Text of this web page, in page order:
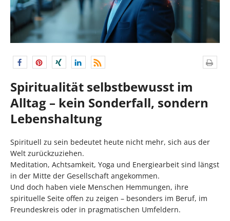
Spiritualität selbstbewusst im
Alltag – kein Sonderfall, sondern
Lebenshaltung
Spirituell zu sein bedeutet heute nicht mehr, sich aus der
Welt zurückzuziehen.
Meditation, Achtsamkeit, Yoga und Energiearbeit sind längst
in der Mitte der Gesellschaft angekommen.
Und doch haben viele Menschen Hemmungen, ihre
spirituelle Seite offen zu zeigen – besonders im Beruf, im
Freundeskreis oder in pragmatischen Umfeldern.